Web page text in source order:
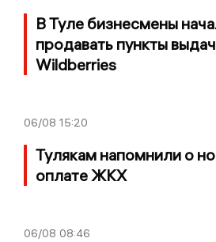
В Туле бизнесмены
продавать пункты
Wildberries
06/08 15:20
Тулякам напомнили о
оплате ЖКХ
06/08 08:46